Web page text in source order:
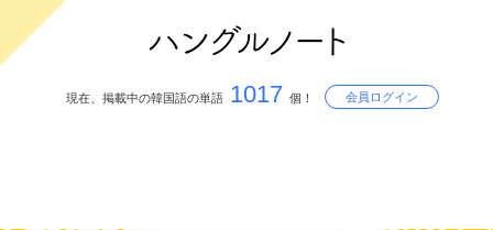
現在、掲載中の韓国語の単語 1017 個！ 会員ログイン